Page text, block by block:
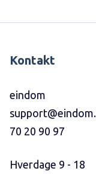
Kontakt
eindom
70 20 90 97
Hverdage 9 - 18